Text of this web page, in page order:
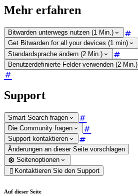
Mehr erfahren
Bitwarden unterwegs nutzen (1 Min.)
Get Bitwarden for all your devices (1 min)
Standardsprache ändern (2 Min.)
Benutzerdefinierte Felder verwenden (2 Min.)
Support
Smart Search fragen
Die Community fragen
Support kontaktieren
Änderungen an dieser Seite vorschlagen
Seitenoptionen
 Kontaktieren Sie den Support
Auf dieser Seite